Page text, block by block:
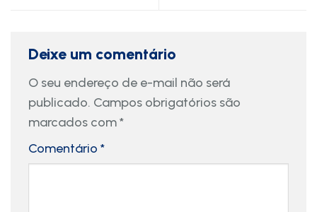
Deixe um comentário
O seu endereço de e-mail não será
publicado. Campos obrigatórios são
marcados com*
Comentário *